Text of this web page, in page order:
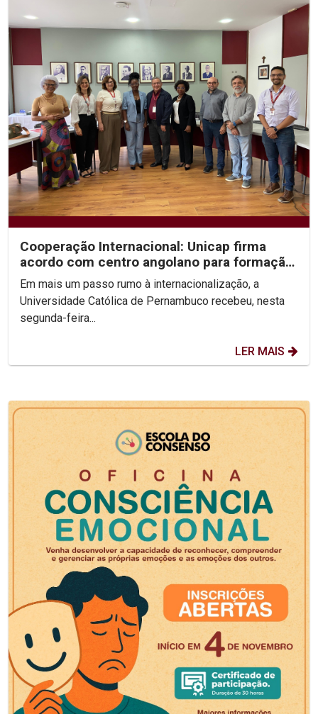
Cooperação Internacional: Unicap firma
acordo com centro angolano para formação
em Fonoaudiologia
Em mais um passo rumo à internacionalização, a
Universidade Católica de Pernambuco recebeu, nesta
segunda-feira...
LER MAIS